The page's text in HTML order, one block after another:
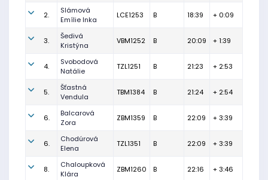
2.
Slámová
Emílie Inka
LCE1253 B 18:39 + 0:09
3.
Šedivá
Kristýna
VBM1252 B 20:09 + 1:39
4.
Svobodová
Natálie
TZL1251 B 21:23 + 2:53
5.
Šťastná
Vendula
TBM1384 B 21:24 + 2:54
6.
Balcarová
Zora
ZBM1359 B 22:09 + 3:39
6.
Chodúrová
Elena
TZL1351 B 22:09 + 3:39
8.
Chaloupková
Klára
ZBM1260 B 22:16 + 3:46